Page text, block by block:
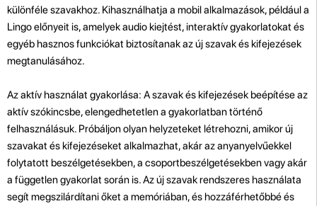
különféle szavakhoz. Kihasználhatja a mobil alkalmazások, például a
Lingo előnyeit is, amelyek audio kiejtést, interaktív gyakorlatokat és
egyéb hasznos funkciókat biztosítanak az új szavak és kifejezések
megtanulásához.
Az aktív használat gyakorlása: A szavak és kifejezések beépítése az
aktív szókincsbe, elengedhetetlen a gyakorlatban történő
felhasználásuk. Próbáljon olyan helyzeteket létrehozni, amikor új
szavakat és kifejezéseket alkalmazhat, akár az anyanyelvűekkel
folytatott beszélgetésekben, a csoportbeszélgetésekben vagy akár
a független gyakorlat során is. Az új szavak rendszeres használata
segít megszilárdítani őket a memóriában, és hozzáférhetőbbé és